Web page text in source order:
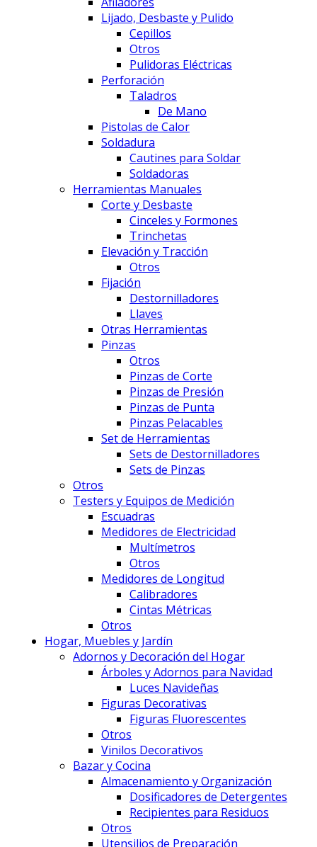
Lijado, Desbaste y Pulido
Cepillos
Otros
Pulidoras Eléctricas
Perforación
Taladros
De Mano
Pistolas de Calor
Soldadura
Cautines para Soldar
Soldadoras
Herramientas Manuales
Corte y Desbaste
Cinceles y Formones
Trinchetas
Elevación y Tracción
Otros
Fijación
Destornilladores
Llaves
Otras Herramientas
Pinzas
Otros
Pinzas de Corte
Pinzas de Presión
Pinzas de Punta
Pinzas Pelacables
Set de Herramientas
Sets de Destornilladores
Sets de Pinzas
Otros
Testers y Equipos de Medición
Escuadras
Medidores de Electricidad
Multímetros
Otros
Medidores de Longitud
Calibradores
Cintas Métricas
Otros
Hogar, Muebles y Jardín
Adornos y Decoración del Hogar
Árboles y Adornos para Navidad
Luces Navideñas
Figuras Decorativas
Figuras Fluorescentes
Otros
Vinilos Decorativos
Bazar y Cocina
Almacenamiento y Organización
Dosificadores de Detergentes
Recipientes para Residuos
Otros
Utensilios de Preparación